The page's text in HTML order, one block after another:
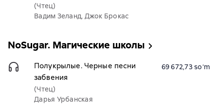
(Чтец)
Вадим Зеланд, Джок Брокас
NoSugar. Магические школы
Полукрылые. Черные песни
забвения
(Чтец)
Дарья Урбанская
69 672,73 soʻm